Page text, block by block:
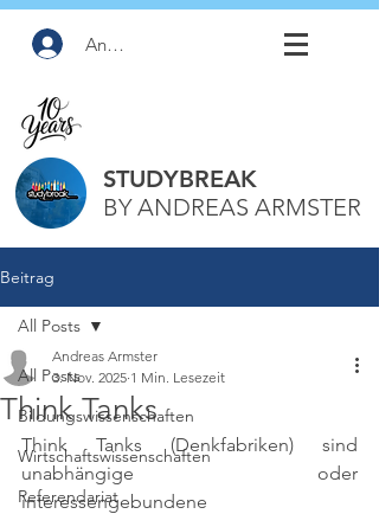
Anmelden
STUDYBREAK
BY ANDREAS ARMSTER
Beitrag
All Posts
Bildungswissenschaften
Wirtschaftswissenschaften
Referendariat
All Posts
Think Tanks
Andreas Armster
3. Nov. 2025 1 Min. Lesezeit
Think Tanks (Denkfabriken) sind
unabhängige oder
interessengebundene